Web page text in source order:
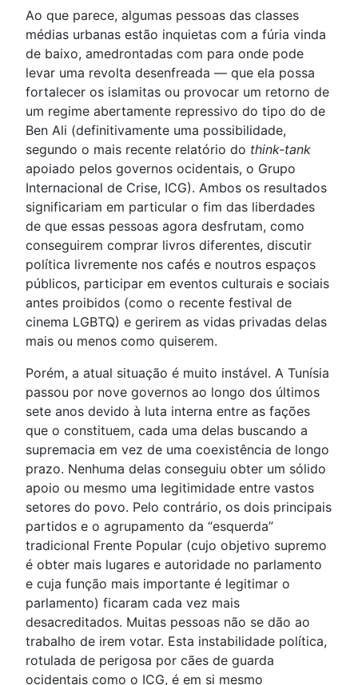
Ao que parece, algumas pessoas das classes
médias urbanas estão inquietas com a fúria vinda
de baixo, amedrontadas com para onde pode
levar uma revolta desenfreada — que ela possa
fortalecer os islamitas ou provocar um retorno de
um regime abertamente repressivo do tipo do de
Ben Ali (definitivamente uma possibilidade,
segundo o mais recente relatório do think-tank
apoiado pelos governos ocidentais, o Grupo
Internacional de Crise, ICG). Ambos os resultados
significariam em particular o fim das liberdades
de que essas pessoas agora desfrutam, como
conseguirem comprar livros diferentes, discutir
política livremente nos cafés e noutros espaços
públicos, participar em eventos culturais e sociais
antes proibidos (como o recente festival de
cinema LGBTQ) e gerirem as vidas privadas delas
mais ou menos como quiserem.
Porém, a atual situação é muito instável. A Tunísia
passou por nove governos ao longo dos últimos
sete anos devido à luta interna entre as fações
que o constituem, cada uma delas buscando a
supremacia em vez de uma coexistência de longo
prazo. Nenhuma delas conseguiu obter um sólido
apoio ou mesmo uma legitimidade entre vastos
setores do povo. Pelo contrário, os dois principais
partidos e o agrupamento da “esquerda”
tradicional Frente Popular (cujo objetivo supremo
é obter mais lugares e autoridade no parlamento
e cuja função mais importante é legitimar o
parlamento) ficaram cada vez mais
desacreditados. Muitas pessoas não se dão ao
trabalho de irem votar. Esta instabilidade política,
rotulada de perigosa por cães de guarda
ocidentais como o ICG, é em si mesmo